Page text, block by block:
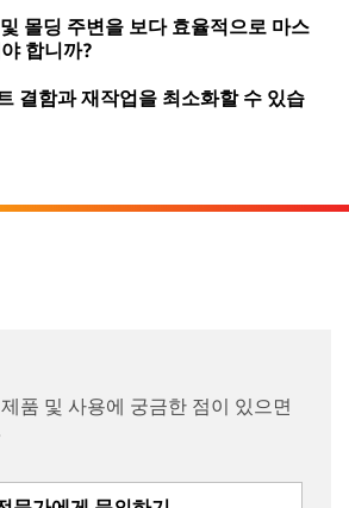
몰딩 주변을 보다 효율적으로 마스
합니까?
결함과 재작업을 최소화할 수 있습
품 및 사용에 궁금한 점이 있으면